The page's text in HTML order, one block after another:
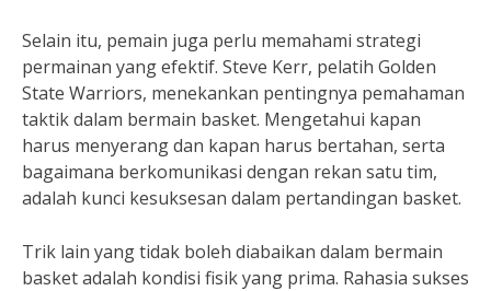
Selain itu, pemain juga perlu memahami strategi
permainan yang efektif. Steve Kerr, pelatih Golden
State Warriors, menekankan pentingnya pemahaman
taktik dalam bermain basket. Mengetahui kapan
harus menyerang dan kapan harus bertahan, serta
bagaimana berkomunikasi dengan rekan satu tim,
adalah kunci kesuksesan dalam pertandingan basket.
Trik lain yang tidak boleh diabaikan dalam bermain
basket adalah kondisi fisik yang prima. Rahasia sukses